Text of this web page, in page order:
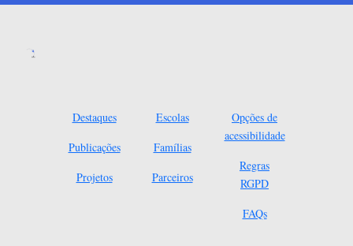
Destaques
Publicações
Projetos
Escolas
Famílias
Parceiros
Opções de
acessibilidade
Regras
RGPD
FAQs